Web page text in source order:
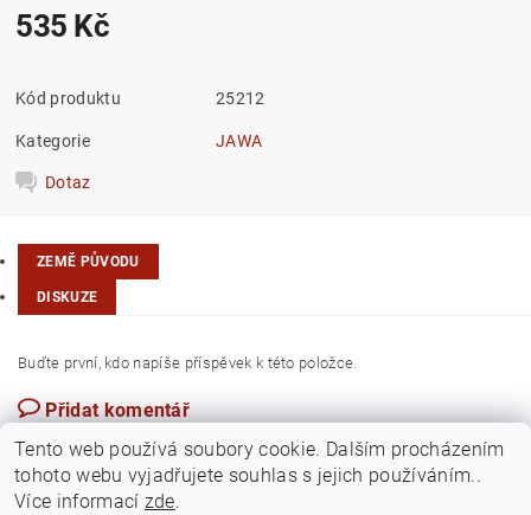
535 Kč
Kód produktu 25212
Kategorie JAWA
Dotaz
ZEMĚ PŮVODU
DISKUZE
Buďte první, kdo napíše příspěvek k této položce.
Přidat komentář
Tento web používá soubory cookie. Dalším procházením
tohoto webu vyjadřujete souhlas s jejich používáním..
Více informací zde.